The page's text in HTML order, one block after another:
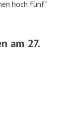
hoch fünf“
am 27.